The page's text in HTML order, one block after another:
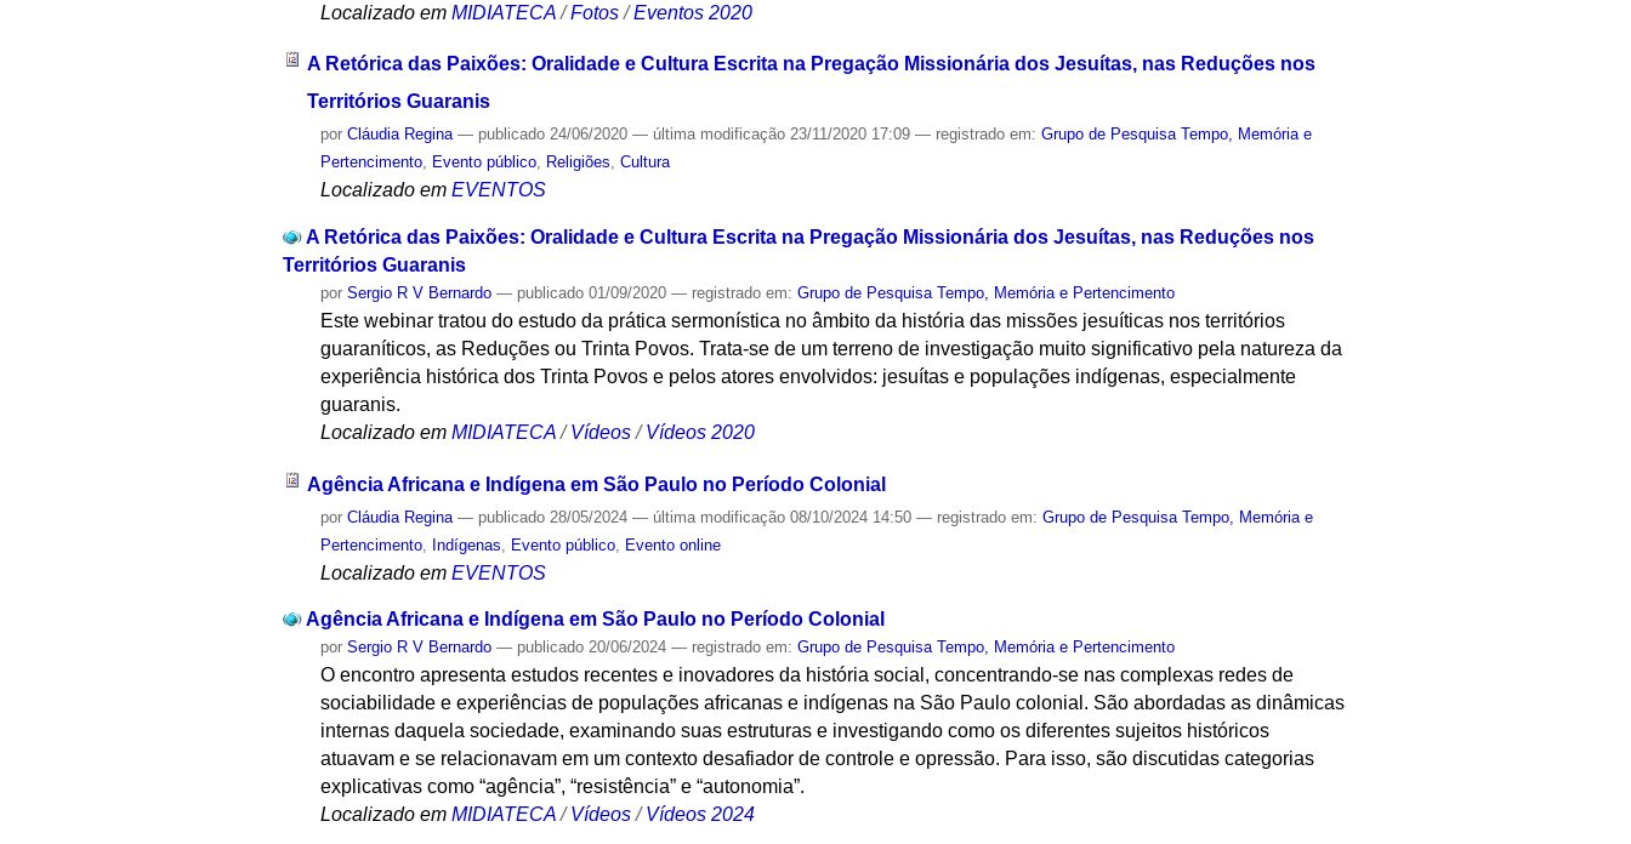
Localizado em MIDIATECA /Fotos /Eventos 2020
A Retórica das Paixões: Oralidade e Cultura Escrita na Pregação Missionária dos Jesuítas, nas Reduções nos
Territórios Guaranis
porCláudia Regina — publicado 24/06/2020— última modificação 23/11/2020 17:09— registrado em:Grupo de Pesquisa Tempo, Memória e
Pertencimento, Evento público, Religiões,Cultura
Localizado em EVENTOS
A Retórica das Paixões: Oralidade e Cultura Escrita na Pregação Missionária dos Jesuítas, nas Reduções nos
Territórios Guaranis
porSergio R V Bernardo — publicado 01/09/2020— registrado em:Grupo de Pesquisa Tempo, Memória e Pertencimento
Este webinar tratou do estudo da prática sermonística no âmbito da história das missões jesuíticas nos territórios
guaraníticos, as Reduções ou Trinta Povos. Trata-se de um terreno de investigação muito significativo pela natureza da
experiência histórica dos Trinta Povos e pelos atores envolvidos: jesuítas e populações indígenas, especialmente
guaranis.
Localizado em MIDIATECA /Vídeos /Vídeos 2020
Agência Africana e Indígena em São Paulo no Período Colonial
porCláudia Regina — publicado 28/05/2024— última modificação 08/10/2024 14:50— registrado em:Grupo de Pesquisa Tempo, Memória e
Pertencimento Indígenas Evento público Evento online
Localizado em EVENTOS
Agência Africana e Indígena em São Paulo no Período Colonial
porSergio R V Bernardo — publicado 20/06/2024— registrado em:Grupo de Pesquisa Tempo, Memória e Pertencimento
O encontro apresenta estudos recentes e inovadores da história social, concentrando-se nas complexas redes de
sociabilidade e experiências de populações africanas e indígenas na São Paulo colonial. São abordadas as dinâmicas
internas daquela sociedade, examinando suas estruturas e investigando como os diferentes sujeitos históricos
atuavam e se relacionavam em um contexto desafiador de controle e opressão. Para isso, são discutidas categorias
explicativas como “agência”, “resistência” e “autonomia”.
Localizado em MIDIATECA /Vídeos /Vídeos 2024